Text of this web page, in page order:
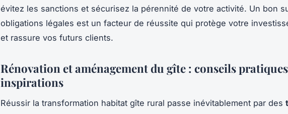
évitez les sanctions et sécurisez la pérennité de votre activité. Un bon
obligations légales est un facteur de réussite qui protège votre
et rassure vos futurs clients.
Rénovation et aménagement du gîte : conseils
inspirations
Réussir la transformation habitat gîte rural passe inévitablement par des